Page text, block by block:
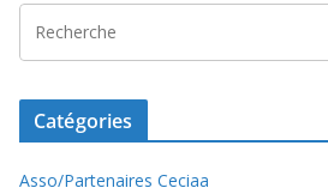
Catégories
Asso/Partenaires Ceciaa